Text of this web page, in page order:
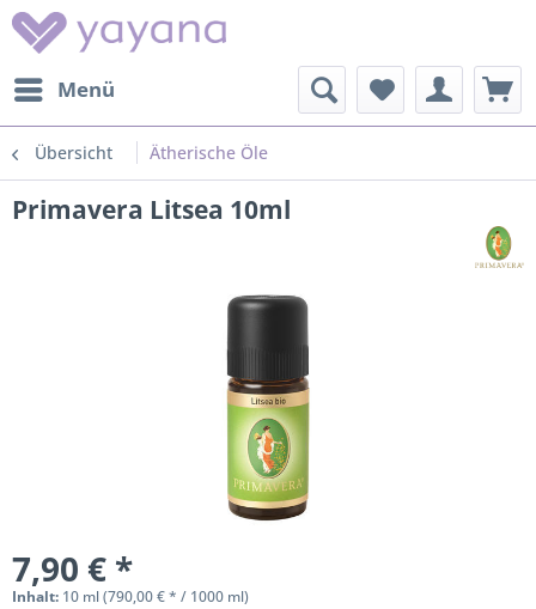
Menü
Übersicht Ätherische Öle
Primavera Litsea 10ml
7,90 € *
Inhalt: 10 ml (790,00 € * / 1000 ml)